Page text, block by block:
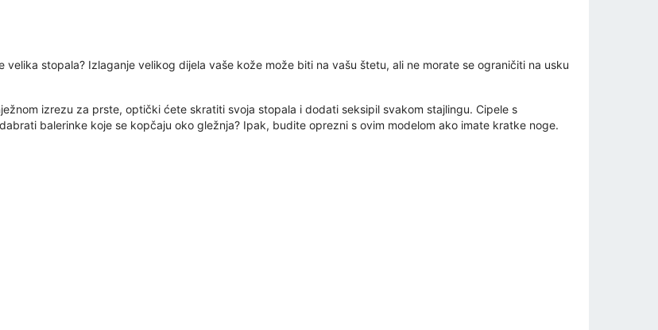
stopala? Izlaganje velikog dijela vaše kože može biti na vašu štetu, ali ne morate se ograničiti na usku
izrezu za prste, optički ćete skratiti svoja stopala i dodati seksipil svakom stajlingu. Cipele s
balerinke koje se kopčaju oko gležnja? Ipak, budite oprezni s ovim modelom ako imate kratke noge.